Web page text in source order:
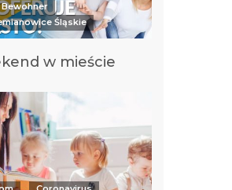
Bewohner
Śląskie
w mieście